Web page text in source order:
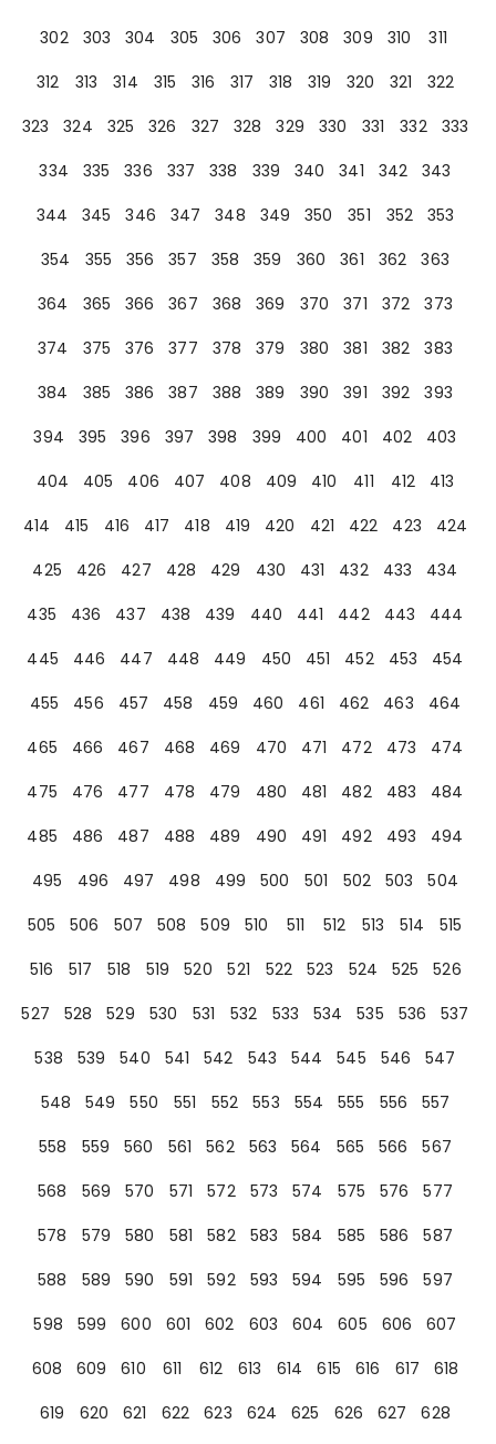
302
303 304 305 306 307 308 309 310
311
312
313 314 315 316 317 318 319 320 321
322
323
324 325 326 327 328 329 330 331 332
333
334
335 336 337 338 339 340 341 342
343
344
345 346 347 348 349 350 351 352
353
354
355 356 357 358 359 360 361 362
363
364
365 366 367 368 369 370 371 372
373
374
375 376 377 378 379 380 381 382
383
384
385 386 387 388 389 390 391 392
393
394
395 396 397 398 399 400 401 402
403
404
405 406 407 408 409 410 411 412
413
414
415 416 417 418 419 420 421 422 423
424
425
426 427 428 429 430 431 432 433
434
435
436 437 438 439 440 441 442 443
444
445
446 447 448 449 450 451 452 453
454
455
456 457 458 459 460 461 462 463
464
465
466 467 468 469 470 471 472 473
474
475
476 477 478 479 480 481 482 483
484
485
486 487 488 489 490 491 492 493
494
495
496 497 498 499 500 501 502 503
504
505
506 507 508 509 510 511 512 513 514
515
516
517 518 519 520 521 522 523 524 525
526
527
528 529 530 531 532 533 534 535 536
537
538
539 540 541 542 543 544 545 546
547
548
549 550 551 552 553 554 555 556
557
558
559 560 561 562 563 564 565 566
567
568
569 570 571 572 573 574 575 576
577
578
579 580 581 582 583 584 585 586
587
588
589 590 591 592 593 594 595 596
597
598
599 600 601 602 603 604 605 606
607
608
609 610 611 612 613 614 615 616 617
618
619
620 621 622 623 624 625 626 627
628